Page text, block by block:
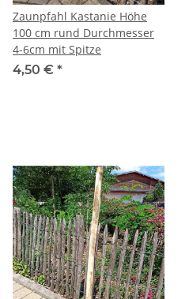
Zaunpfahl Kastanie Höhe
100 cm rund Durchmesser
4-6cm mit Spitze
4,50 € *